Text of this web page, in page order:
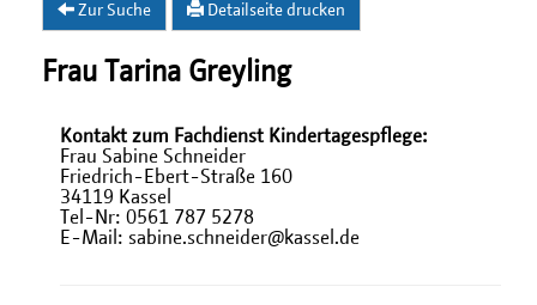
Zur Suche Detailseite drucken
Frau Tarina Greyling
Kontakt zum Fachdienst Kindertagespflege:
Frau Sabine Schneider
Friedrich-Ebert-Straße 160
34119 Kassel
Tel-Nr: 0561 787 5278
E-Mail: sabine.schneider@kassel.de